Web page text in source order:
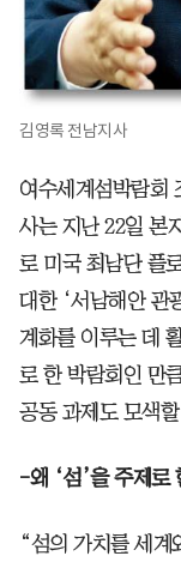
김영록 전남지사
여수세계섬박람회
사는 지난 22일 본
로 미국 최남단 플
대한 ‘서남해안 관
계화를 이루는 데
로 한 박람회인 만
공동 과제도 모색
-왜 ‘섬’을 주제로
“섬의 가치를 세